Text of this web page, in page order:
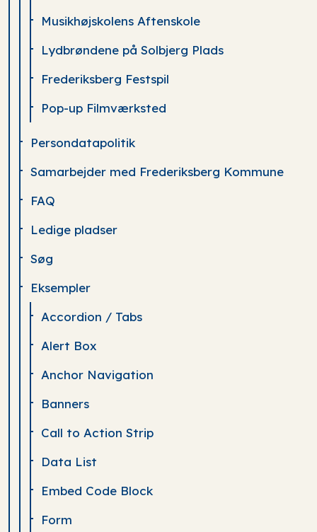
Musikhøjskolens Aftenskole
Lydbrøndene på Solbjerg Plads
Frederiksberg Festspil
Pop-up Filmværksted
Persondatapolitik
Samarbejder med Frederiksberg Kommune
FAQ
Ledige pladser
Søg
Eksempler
Accordion / Tabs
Alert Box
Anchor Navigation
Banners
Call to Action Strip
Data List
Embed Code Block
Form